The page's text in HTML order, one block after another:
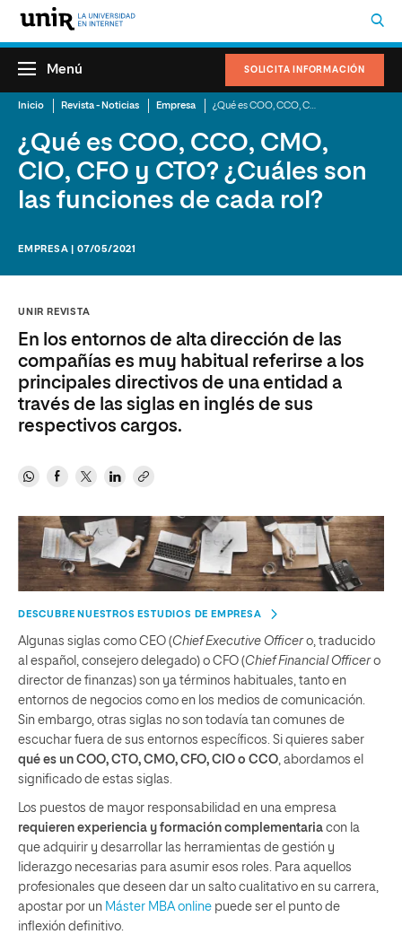
SOLICITA INFORMACIÓN
Menú
Inicio Revista - Noticias Empresa
¿Qué es COO, CCO, CMO,
CIO, CFO y CTO? ¿Cuáles son
las funciones de cada rol?
EMPRESA | 07/05/2021
UNIR REVISTA
En los entornos de alta dirección de las
compañías es muy habitual referirse a los
principales directivos de una entidad a
través de las siglas en inglés de sus
respectivos cargos.
DESCUBRE NUESTROS ESTUDIOS DE EMPRESA
Algunas siglas como CEO (Chief Executive Officero, traducido
al español, consejero delegado) o CFO (Chief Financial Officero
director de finanzas) son ya términos habituales, tanto en
entornos de negocios como en los medios de comunicación.
Sin embargo, otras siglas no son todavía tan comunes de
escuchar fuera de sus entornos específicos. Si quieres saber
qué es un COO, CTO, CMO, CFO, CIO o CCO, abordamos el
significado de estas siglas.
Los puestos de mayor responsabilidad en una empresa
requieren experiencia y formación complementaria con la
que adquirir y desarrollar las herramientas de gestión y
liderazgo necesarias para asumir esos roles. Para aquellos
profesionales que deseen dar un salto cualitativo en su carrera,
apostar por un Máster MBA online puede ser el punto de
inflexión definitivo.